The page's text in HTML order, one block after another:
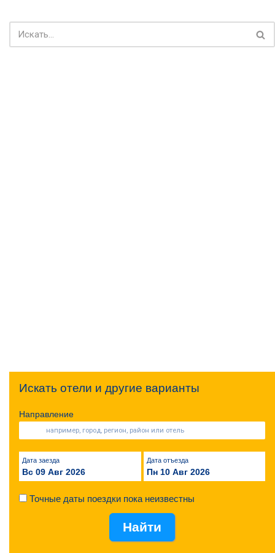
Искать отели и другие варианты
Направление
Дата заезда
Вс 09 Авг 2026
Дата отъезда
Пн 10 Авг 2026
Точные даты поездки пока неизвестны